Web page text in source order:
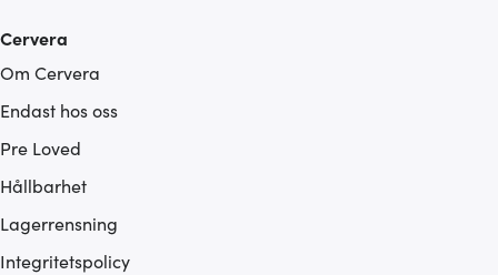
Cervera
Om Cervera
Endast hos oss
Pre Loved
Hållbarhet
Lagerrensning
Integritetspolicy